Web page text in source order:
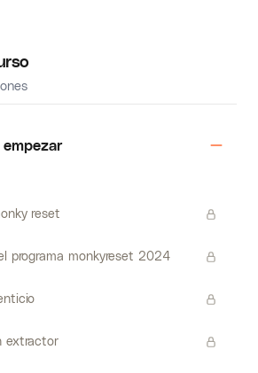
empezar
reset
programa monkyreset 2024
extractor